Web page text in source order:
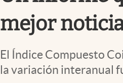
Mundial 2026
Eventos Corporativos
El Cronista Studio
Mediakit
mejor
El Índice Compuesto
la variación interanual